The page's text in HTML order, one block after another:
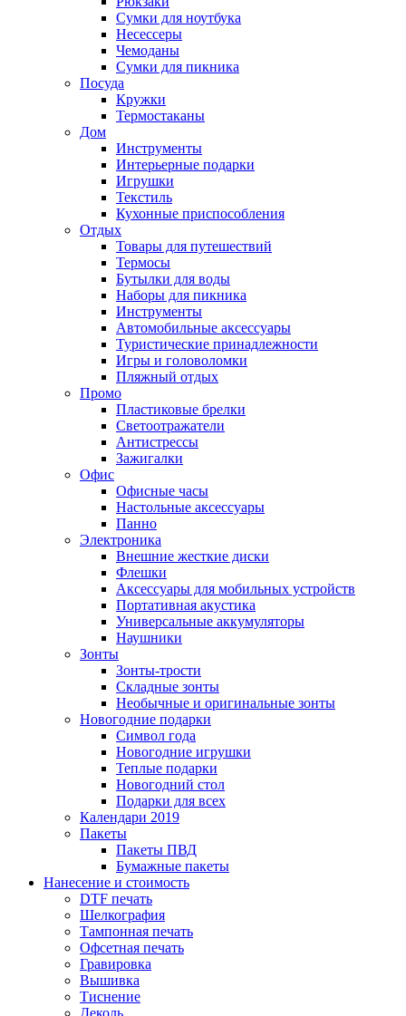
Сумки для ноутбука
Несессеры
Чемоданы
Сумки для пикника
Посуда
Кружки
Термостаканы
Дом
Инструменты
Интерьерные подарки
Игрушки
Текстиль
Кухонные приспособления
Отдых
Товары для путешествий
Термосы
Бутылки для воды
Наборы для пикника
Инструменты
Автомобильные аксессуары
Туристические принадлежности
Игры и головоломки
Пляжный отдых
Промо
Пластиковые брелки
Светоотражатели
Антистрессы
Зажигалки
Офис
Офисные часы
Настольные аксессуары
Панно
Электроника
Внешние жесткие диски
Флешки
Аксессуары для мобильных устройств
Портативная акустика
Универсальные аккумуляторы
Наушники
Зонты
Зонты-трости
Складные зонты
Необычные и оригинальные зонты
Новогодние подарки
Символ года
Новогодние игрушки
Теплые подарки
Новогодний стол
Подарки для всех
Календари 2019
Пакеты
Пакеты ПВД
Бумажные пакеты
Нанесение и стоимость
DTF печать
Шелкография
Тампонная печать
Офсетная печать
Гравировка
Вышивка
Тиснение
Деколь